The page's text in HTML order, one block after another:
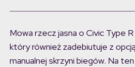
Mowa rzecz jasna o Civic Type
który również zadebiutuje z
manualnej skrzyni biegów. Na